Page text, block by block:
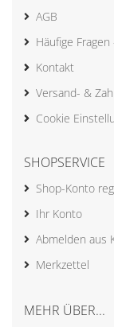
AGB
Häufige Fragen
Kontakt
Versand- &
Cookie
SHOPSERVICE
Shop-Konto
Ihr Konto
Abmelden aus
Merkzettel
MEHR ÜBER...